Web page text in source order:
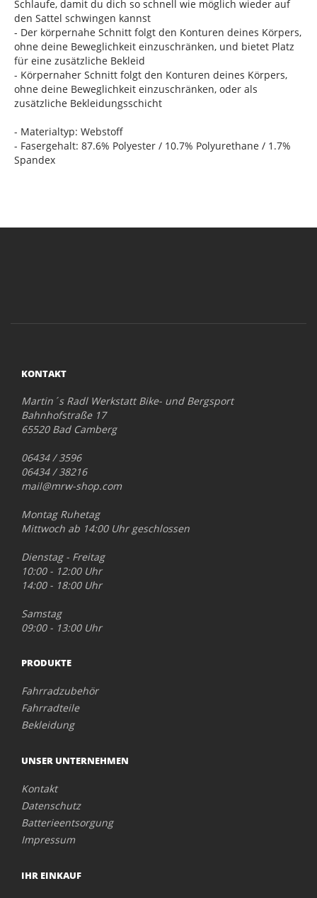
Schlaufe, damit du dich so schnell wie möglich wieder auf
den Sattel schwingen kannst
- Der körpernahe Schnitt folgt den Konturen deines Körpers,
ohne deine Beweglichkeit einzuschränken, und bietet Platz
für eine zusätzliche Bekleid
- Körpernaher Schnitt folgt den Konturen deines Körpers,
ohne deine Beweglichkeit einzuschränken, oder als
zusätzliche Bekleidungsschicht
- Materialtyp: Webstoff
- Fasergehalt: 87.6% Polyester / 10.7% Polyurethane / 1.7%
Spandex
KONTAKT
Martin´s Radl Werkstatt Bike- und Bergsport
Bahnhofstraße 17
65520 Bad Camberg
06434 / 3596
06434 / 38216
mail@mrw-shop.com
Montag Ruhetag
Mittwoch ab 14:00 Uhr geschlossen
Dienstag - Freitag
10:00 - 12:00 Uhr
14:00 - 18:00 Uhr
Samstag
09:00 - 13:00 Uhr
PRODUKTE
Fahrradzubehör
Fahrradteile
Bekleidung
UNSER UNTERNEHMEN
Kontakt
Datenschutz
Batterieentsorgung
Impressum
IHR EINKAUF